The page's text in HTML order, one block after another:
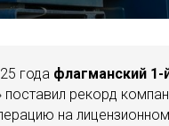
года флагманский 1-
рекорд
на